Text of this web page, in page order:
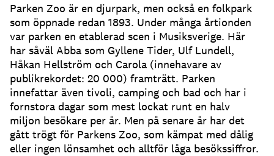
Parken Zoo är en djurpark, men också en folkpark
som öppnade redan 1893. Under många årtionden
var parken en etablerad scen i Musiksverige. Här
har såväl Abba som Gyllene Tider, Ulf Lundell,
Håkan Hellström och Carola (innehavare av
publikrekordet: 20 000) framträtt. Parken
innefattar även tivoli, camping och bad och har i
fornstora dagar som mest lockat runt en halv
miljon besökare per år. Men på senare år har det
gått trögt för Parkens Zoo, som kämpat med dålig
eller ingen lönsamhet och alltför låga besökssiffror.